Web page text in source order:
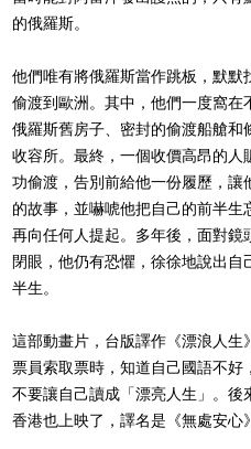
的俄羅斯。
他們唯有將俄羅斯當作跳板，默默
偷渡到歐洲。其中，他們一度窩在
俄羅斯舊房子、密封的偷渡船艙和
收容所。最終，一個收價高昂的人
功偷渡，告別前給他一份履歷，讓
的故事，並嚇唬他把自己的前半生
再向任何人提起。多年後，面對鏡
閉眼，他仍有恐懼，徐徐地說出自
半生。
這部動畫片，台版譯作《漂浪人生
票員索取票時，知道自己國語不好
不要讓自己讀成「漂亮人生」。後
香港也上映了，譯名是《無處安心